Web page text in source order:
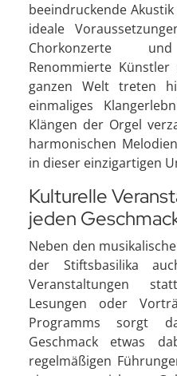
beeindruckende
ideale
Chorkonzerte und
Renommierte
ganzen Welt treten
einmaliges
Klängen der Orgel
harmonischen
in dieser einzigartigen
Kulturelle
jeden
Neben den
der Stiftsbasilika
Veranstaltungen
Lesungen oder
Programms sorgt
Geschmack etwas
regelmäßigen